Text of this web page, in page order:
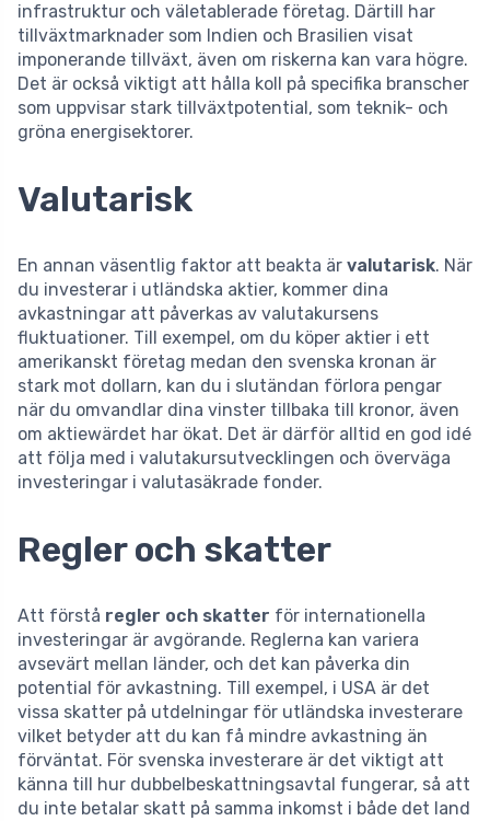
infrastruktur och väletablerade företag. Därtill har
tillväxtmarknader som Indien och Brasilien visat
imponerande tillväxt, även om riskerna kan vara högre.
Det är också viktigt att hålla koll på specifika branscher
som uppvisar stark tillväxtpotential, som teknik- och
gröna energisektorer.
Valutarisk
En annan väsentlig faktor att beakta är valutarisk. När
du investerar i utländska aktier, kommer dina
avkastningar att påverkas av valutakursens
fluktuationer. Till exempel, om du köper aktier i ett
amerikanskt företag medan den svenska kronan är
stark mot dollarn, kan du i slutändan förlora pengar
när du omvandlar dina vinster tillbaka till kronor, även
om aktiewärdet har ökat. Det är därför alltid en god idé
att följa med i valutakursutvecklingen och överväga
investeringar i valutasäkrade fonder.
Regler och skatter
Att förstå regler och skatter för internationella
investeringar är avgörande. Reglerna kan variera
avsevärt mellan länder, och det kan påverka din
potential för avkastning. Till exempel, i USA är det
vissa skatter på utdelningar för utländska investerare
vilket betyder att du kan få mindre avkastning än
förväntat. För svenska investerare är det viktigt att
känna till hur dubbelbeskattningsavtal fungerar, så att
du inte betalar skatt på samma inkomst i både det land